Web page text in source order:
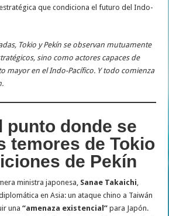
que condiciona el futuro del Indo-
Tokio y Pekín se observan mutuamente
sino como actores capaces de
mayor en el Indo-Pacífico. Y todo comienza
punto donde se
temores de Tokio
de Pekín
ministra japonesa, Sanae Takaichi,
en Asia: un ataque chino a Taiwán
una“amenaza existencial” para Japón.